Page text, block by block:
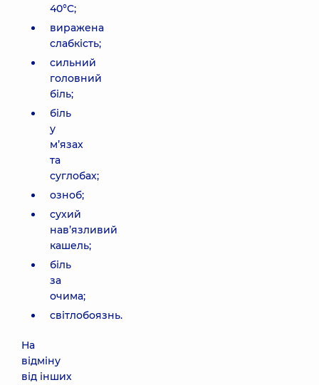
40°C;
виражена
слабкість;
сильний
головний
біль;
біль
у
м’язах
та
суглобах;
озноб;
сухий
нав’язливий
кашель;
біль
за
очима;
світлобоязнь.
На
відміну
від інших